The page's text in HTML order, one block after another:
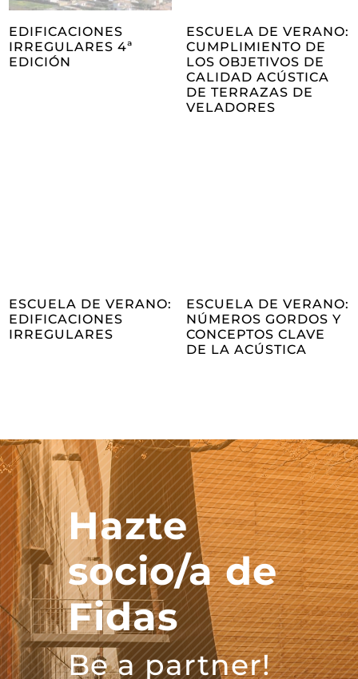
EDIFICACIONES
IRREGULARES 4ª
EDICIÓN
ESCUELA DE VERANO:
CUMPLIMIENTO DE
LOS OBJETIVOS DE
CALIDAD ACÚSTICA
DE TERRAZAS DE
VELADORES
ESCUELA DE VERANO:
EDIFICACIONES
IRREGULARES
ESCUELA DE VERANO:
NÚMEROS GORDOS Y
CONCEPTOS CLAVE
DE LA ACÚSTICA
Hazte
socio/a de
Fidas
Be a partner!